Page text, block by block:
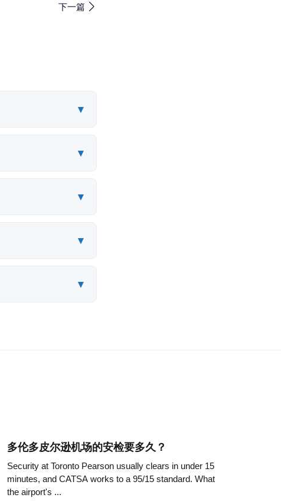
下一篇
▾
▾
▾
▾
▾
多伦多皮尔逊机场的安检要多久？
Security at Toronto Pearson usually clears in under 15
minutes, and CATSA works to a 95/15 standard. What
the airport's ...